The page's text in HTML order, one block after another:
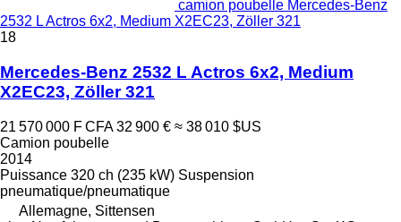
camion poubelle Mercedes-Benz
2532 L Actros 6x2, Medium X2EC23, Zöller 321
18
Mercedes-Benz 2532 L Actros 6x2, Medium
X2EC23, Zöller 321
21 570 000 F CFA 32 900 € ≈ 38 010 $US
Camion poubelle
2014
Puissance 320 ch (235 kW) Suspension
pneumatique/pneumatique
Allemagne, Sittensen